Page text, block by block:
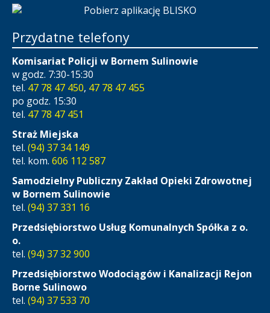
Przydatne telefony
Komisariat Policji w Bornem Sulinowie
w godz. 7:30-15:30
tel. 47 78 47 450, 47 78 47 455
po godz. 15:30
tel. 47 78 47 451
Straż Miejska
tel. (94) 37 34 149
tel. kom. 606 112 587
Samodzielny Publiczny Zakład Opieki Zdrowotnej
w Bornem Sulinowie
tel. (94) 37 331 16
Przedsiębiorstwo Usług Komunalnych Spółka z o.
o.
tel. (94) 37 32 900
Przedsiębiorstwo Wodociągów i Kanalizacji Rejon
Borne Sulinowo
tel. (94) 37 533 70